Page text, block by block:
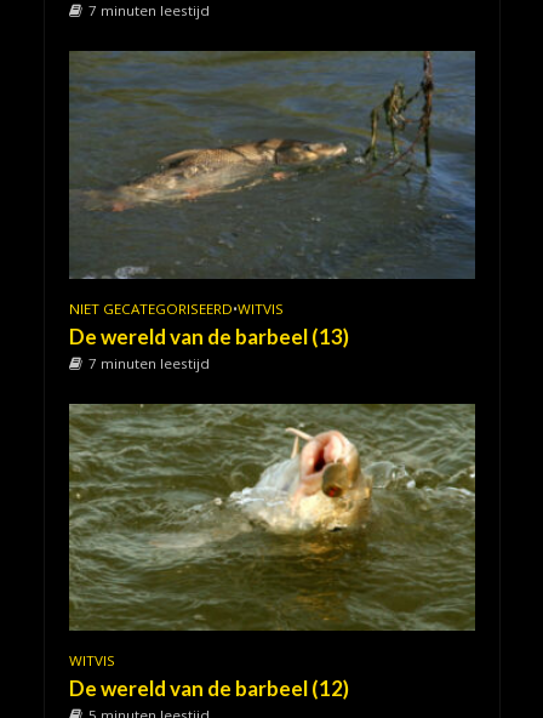
7 minuten leestijd
NIET GECATEGORISEERD•WITVIS
De wereld van de barbeel (13)
7 minuten leestijd
WITVIS
De wereld van de barbeel (12)